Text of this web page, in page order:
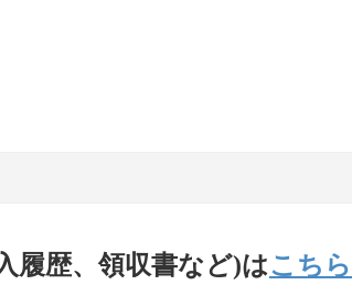
履歴、領収書など)はこちら